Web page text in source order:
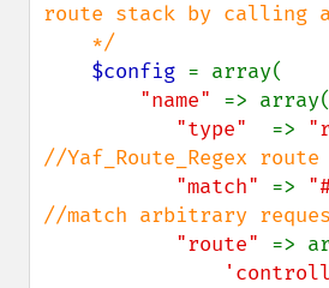
route stack by calling
$config = array(
"name" => array(
"type" =>
//Yaf_Route_Regex route
"match" =>
//match arbitrary
"route" =>